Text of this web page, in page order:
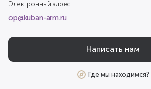
Электронный адрес
op@kuban-arm.ru
Написать нам
Где мы находимся?